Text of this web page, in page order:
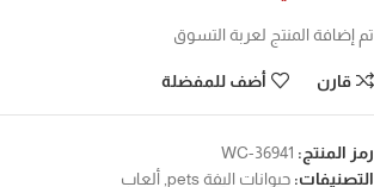
تم إضافة المنتج لعربة التسوق
قارن أضف للمفضلة
رمز المنتج: WC-36941
التصنيفات: حيوانات اليفة pets , ألعاب